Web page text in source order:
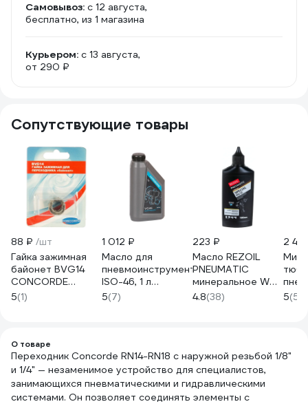
Самовывоз: c 12 августа,
бесплатно, из 1 магазина
Курьером: c 13 августа,
от 290 ₽
Сопутствующие товары
88 ₽ /шт
Гайка зажимная
байонет BVG14
CONCORDE
6619288
5(1)
1 012 ₽
Масло для
пневмоинструмента
ISO-46, 1 л
NORDBERG NHA46
5(7)
223 ₽
Масло REZOIL
PNEUMATIC
минеральное WH-
45 0.1 л Rezer
03.008.00016
4.8(38)
2
SG-
5(5)
О товаре
Переходник Concorde RN14-RN18 с наружной резьбой 1/8"
и 1/4" — незаменимое устройство для специалистов,
занимающихся пневматическими и гидравлическими
системами. Он позволяет соединять элементы с